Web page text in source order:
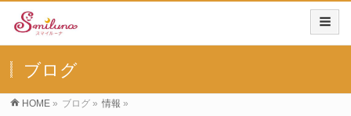
ブログ
HOME » ブログ » 情報 »